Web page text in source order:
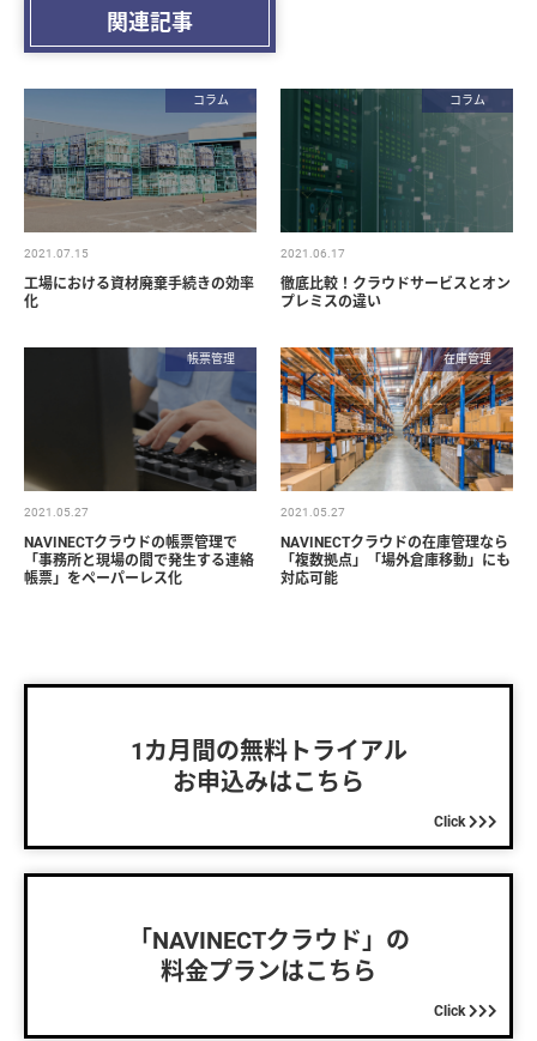
関連記事
コラム
2021.07.15
工場における資材廃棄手続きの効率
化
コラム
2021.06.17
徹底比較！クラウドサービスとオン
プレミスの違い
帳票管理
2021.05.27
NAVINECTクラウドの帳票管理で
「事務所と現場の間で発生する連絡
帳票」をペーパーレス化
在庫管理
2021.05.27
NAVINECTクラウドの在庫管理なら
「複数拠点」「場外倉庫移動」にも
対応可能
1カ月間の無料トライアル
お申込みはこちら
Click
「NAVINECTクラウド」の
料金プランはこちら
Click